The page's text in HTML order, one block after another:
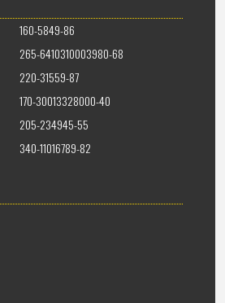
160-5849-86
265-6410310003980-68
220-31559-87
170-30013328000-40
205-234945-55
340-11016789-82